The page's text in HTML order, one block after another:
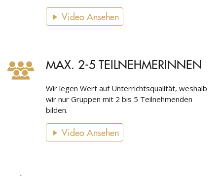
Video Ansehen
MAX. 2-5 TEILNEHMERINNEN
Wir legen Wert auf Unterrichtsqualität, weshalb
wir nur Gruppen mit 2 bis 5 Teilnehmenden
bilden.
Video Ansehen